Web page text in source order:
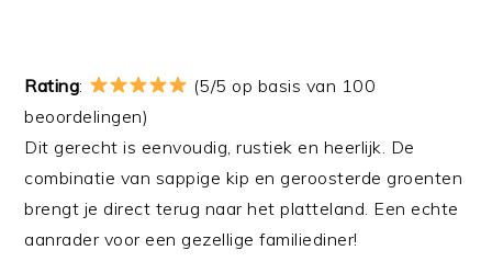
Rating:
(5/5 op basis van 100
beoordelingen)
Dit gerecht is eenvoudig, rustiek en heerlijk. De
combinatie van sappige kip en geroosterde groenten
brengt je direct terug naar het platteland. Een echte
aanrader voor een gezellige familiediner!